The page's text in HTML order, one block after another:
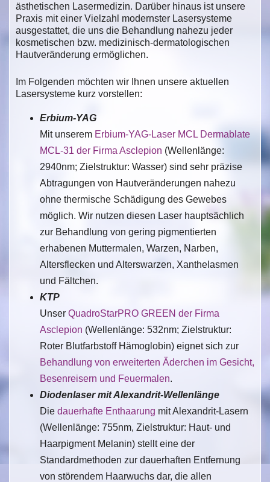
ästhetischen Lasermedizin. Darüber hinaus ist unsere
Praxis mit einer Vielzahl modernster Lasersysteme
ausgestattet, die uns die Behandlung nahezu jeder
kosmetischen bzw. medizinisch-dermatologischen
Hautveränderung ermöglichen.
Im Folgenden möchten wir Ihnen unsere aktuellen
Lasersysteme kurz vorstellen:
Erbium-YAG
Mit unserem Erbium-YAG-Laser MCL Dermablate
MCL-31 der Firma Asclepion (Wellenlänge:
2940nm; Zielstruktur: Wasser) sind sehr präzise
Abtragungen von Hautveränderungen nahezu
ohne thermische Schädigung des Gewebes
möglich. Wir nutzen diesen Laser hauptsächlich
zur Behandlung von gering pigmentierten
erhabenen Muttermalen, Warzen, Narben,
Altersflecken und Alterswarzen, Xanthelasmen
und Fältchen.
KTP
Unser QuadroStarPRO GREEN der Firma
Asclepion (Wellenlänge: 532nm; Zielstruktur:
Roter Blutfarbstoff Hämoglobin) eignet sich zur
Behandlung von erweiterten Äderchen im Gesicht,
Besenreisern und Feuermalen.
Diodenlaser mit Alexandrit-Wellenlänge
Die dauerhafte Enthaarung mit Alexandrit-Lasern
(Wellenlänge: 755nm, Zielstruktur: Haut- und
Haarpigment Melanin) stellt eine der
Standardmethoden zur dauerhaften Entfernung
von störendem Haarwuchs dar, die allen